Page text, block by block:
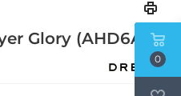
Glory (AHD6A)
0